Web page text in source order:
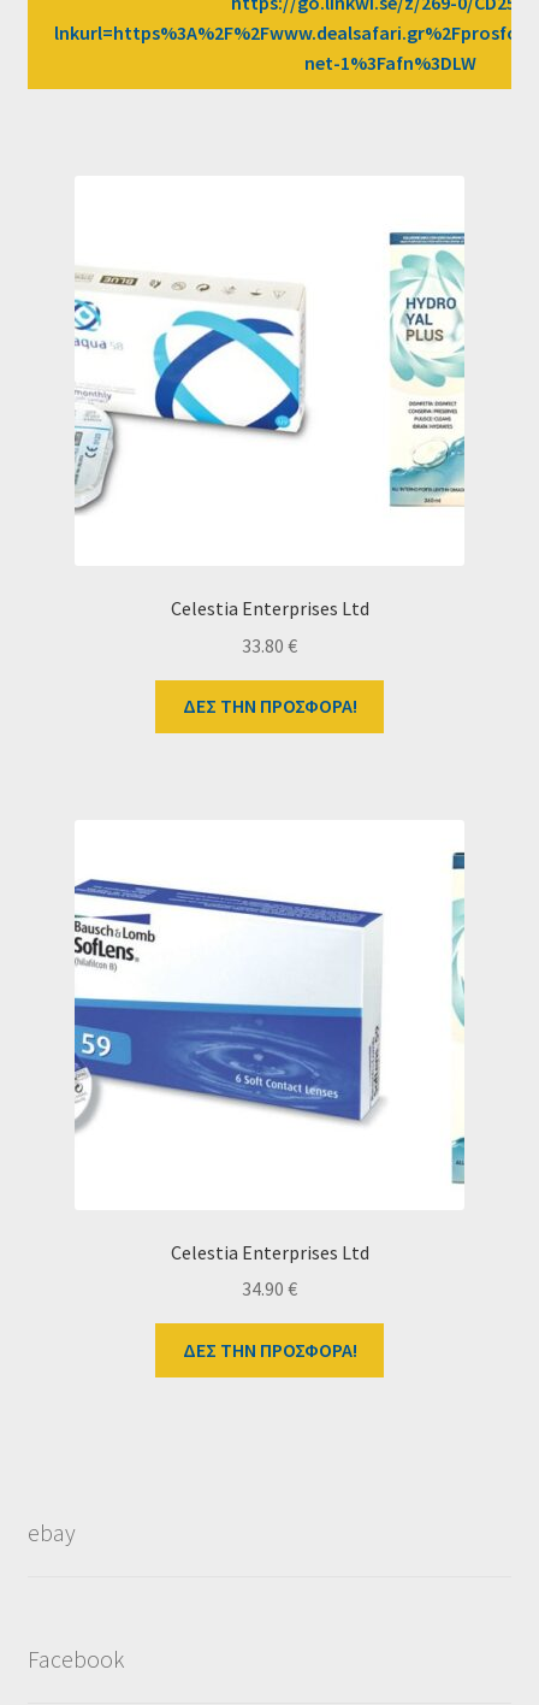
net-1%3Fafn%3DLW
Celestia Enterprises Ltd
33.80 €
ΔΕΣ ΤΗΝ ΠΡΟΣΦΟΡΑ!
Celestia Enterprises Ltd
34.90 €
ΔΕΣ ΤΗΝ ΠΡΟΣΦΟΡΑ!
ebay
Facebook